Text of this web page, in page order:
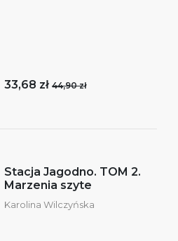
33,68 zł 44,90 zł
Stacja Jagodno. TOM 2.
Marzenia szyte
Karolina Wilczyńska